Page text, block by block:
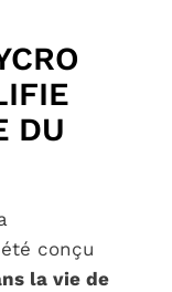
DU
conçu
la vie de